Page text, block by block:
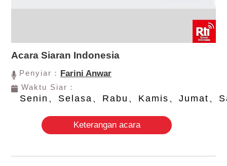
Acara Siaran Indonesia
Penyiar： Farini Anwar
Waktu Siar：
Senin、Selasa、Rabu、Kamis、Jumat、
Keterangan acara